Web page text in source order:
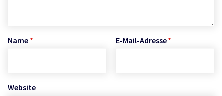
Name * E-Mail-Adresse *
Website